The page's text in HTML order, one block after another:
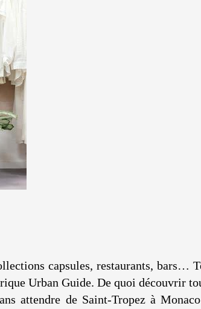
capsules, restaurants, bars…
Urban Guide. De quoi découvrir
attendre de Saint-Tropez à